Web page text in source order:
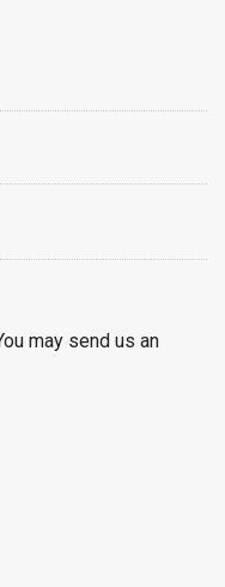
may send us an